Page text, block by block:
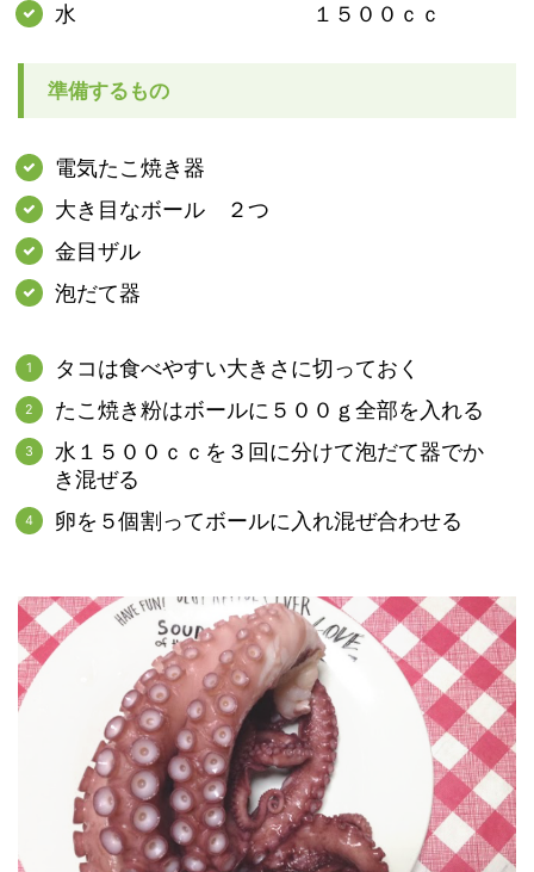
水 １５００ｃｃ
準備するもの
電気たこ焼き器
大き目なボール ２つ
金目ザル
泡だて器
タコは食べやすい大きさに切っておく
たこ焼き粉はボールに５００ｇ全部を入れる
水１５００ｃｃを３回に分けて泡だて器でか
き混ぜる
卵を５個割ってボールに入れ混ぜ合わせる